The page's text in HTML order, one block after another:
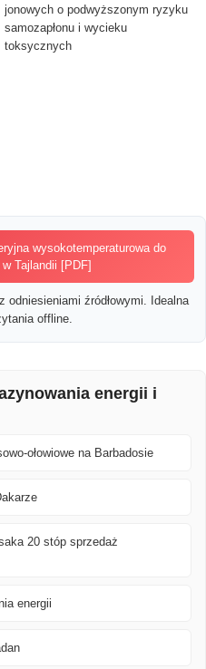
jonowych o podwyższonym ryzyku
samozapłonu i wycieku
toksycznych
wysokotemperaturowa do
Tajlandii [PDF]
odniesieniami źródłowymi. Idealna
offline.
energii i
ołowiowe na Barbadosie
20 stóp sprzedaż
energii